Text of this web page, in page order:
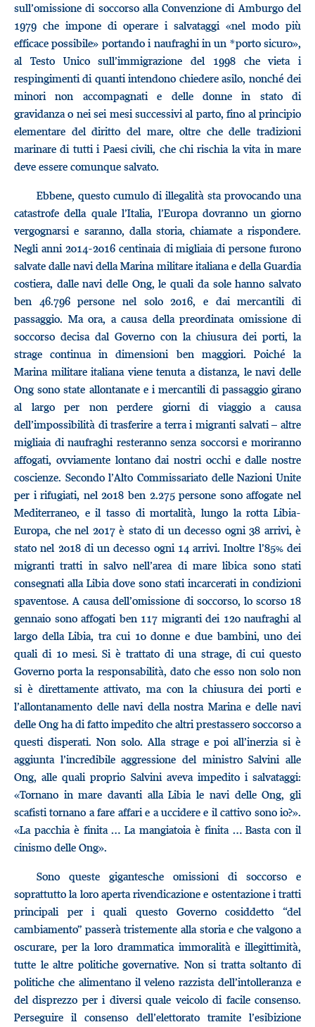
sull’omissione di soccorso alla Convenzione di Amburgo del
1979 che impone di operare i salvataggi «nel modo più
efficace possibile» portando i naufraghi in un *porto sicuro»,
al Testo Unico sull’immigrazione del 1998 che vieta i
respingimenti di quanti intendono chiedere asilo, nonché dei
minori non accompagnati e delle donne in stato di
gravidanza o nei sei mesi successivi al parto, fino al principio
elementare del diritto del mare, oltre che delle tradizioni
marinare di tutti i Paesi civili, che chi rischia la vita in mare
deve essere comunque salvato.
Ebbene, questo cumulo di illegalità sta provocando una
catastrofe della quale l’Italia, l’Europa dovranno un giorno
vergognarsi e saranno, dalla storia, chiamate a rispondere.
Negli anni 2014-2016 centinaia di migliaia di persone furono
salvate dalle navi della Marina militare italiana e della Guardia
costiera, dalle navi delle Ong, le quali da sole hanno salvato
ben 46.796 persone nel solo 2016, e dai mercantili di
passaggio. Ma ora, a causa della preordinata omissione di
soccorso decisa dal Governo con la chiusura dei porti, la
strage continua in dimensioni ben maggiori. Poiché la
Marina militare italiana viene tenuta a distanza, le navi delle
Ong sono state allontanate e i mercantili di passaggio girano
al largo per non perdere giorni di viaggio a causa
dell’impossibilità di trasferire a terra i migranti salvati – altre
migliaia di naufraghi resteranno senza soccorsi e moriranno
affogati, ovviamente lontano dai nostri occhi e dalle nostre
coscienze. Secondo l’Alto Commissariato delle Nazioni Unite
per i rifugiati, nel 2018 ben 2.275 persone sono affogate nel
Mediterraneo, e il tasso di mortalità, lungo la rotta Libia-
Europa, che nel 2017 è stato di un decesso ogni 38 arrivi, è
stato nel 2018 di un decesso ogni 14 arrivi. Inoltre l’85% dei
migranti tratti in salvo nell’area di mare libica sono stati
consegnati alla Libia dove sono stati incarcerati in condizioni
spaventose. A causa dell’omissione di soccorso, lo scorso 18
gennaio sono affogati ben 117 migranti dei 120 naufraghi al
largo della Libia, tra cui 10 donne e due bambini, uno dei
quali di 10 mesi. Si è trattato di una strage, di cui questo
Governo porta la responsabilità, dato che esso non solo non
si è direttamente attivato, ma con la chiusura dei porti e
l’allontanamento delle navi della nostra Marina e delle navi
delle Ong ha di fatto impedito che altri prestassero soccorso a
questi disperati. Non solo. Alla strage e poi all’inerzia si è
aggiunta l’incredibile aggressione del ministro Salvini alle
Ong, alle quali proprio Salvini aveva impedito i salvataggi:
«Tornano in mare davanti alla Libia le navi delle Ong, gli
scafisti tornano a fare affari e a uccidere e il cattivo sono io?».
«La pacchia è finita … La mangiatoia è finita … Basta con il
cinismo delle Ong».
Sono queste gigantesche omissioni di soccorso e
soprattutto la loro aperta rivendicazione e ostentazione i tratti
principali per i quali questo Governo cosiddetto “del
cambiamento” passerà tristemente alla storia e che valgono a
oscurare, per la loro drammatica immoralità e illegittimità,
tutte le altre politiche governative. Non si tratta soltanto di
politiche che alimentano il veleno razzista dell’intolleranza e
del disprezzo per i diversi quale veicolo di facile consenso.
Perseguire il consenso dell’elettorato tramite l’esibizione